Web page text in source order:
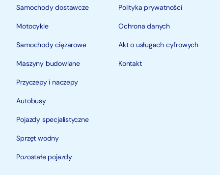
Samochody dostawcze
Motocykle
Samochody ciężarowe
Maszyny budowlane
Przyczepy i naczepy
Autobusy
Pojazdy specjalistyczne
Sprzęt wodny
Pozostałe pojazdy
Polityka prywatności
Ochrona danych
Akt o usługach cyfrowych
Kontakt